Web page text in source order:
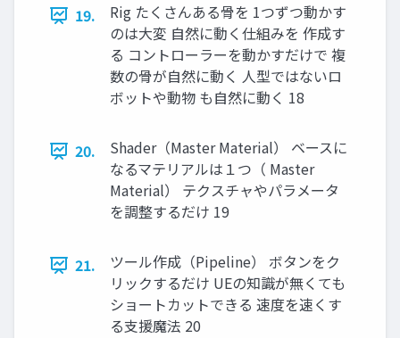
19.
Rig たくさんある骨を 1つずつ動かす
のは大変 自然に動く仕組みを 作成す
る コントローラーを動かすだけで 複
数の骨が自然に動く 人型ではないロ
ボットや動物 も自然に動く 18
20.
Shader（Master Material） ベースに
なるマテリアルは１つ（ Master
Material） テクスチャやパラメータ
を調整するだけ 19
21.
ツール作成（Pipeline） ボタンをク
リックするだけ UEの知識が無くても
ショートカットできる 速度を速くす
る支援魔法 20